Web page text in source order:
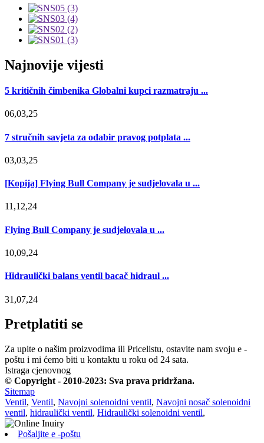
Najnovije vijesti
5 kritičnih čimbenika Globalni kupci razmatraju ...
06,03,25
7 stručnih savjeta za odabir pravog potplata ...
03,03,25
[Kopija] Flying Bull Company je sudjelovala u ...
11,12,24
Flying Bull Company je sudjelovala u ...
10,09,24
Hidraulički balans ventil bacač hidraul ...
31,07,24
Pretplatiti se
Za upite o našim proizvodima ili Pricelistu, ostavite nam svoju e -
poštu i mi ćemo biti u kontaktu u roku od 24 sata.
Istraga cjenovnog
© Copyright - 2010-2023: Sva prava pridržana.
Sitemap
Ventil, Ventil, Navojni solenoidni ventil, Navojni nosač solenoidni
ventil, hidraulički ventil, Hidraulički solenoidni ventil,
Pošaljite e -poštu